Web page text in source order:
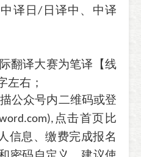
译日/日译中、中译
翻译大赛为笔译【线
左右；
公众号内二维码或登
点击首页比
信息、缴费完成报名